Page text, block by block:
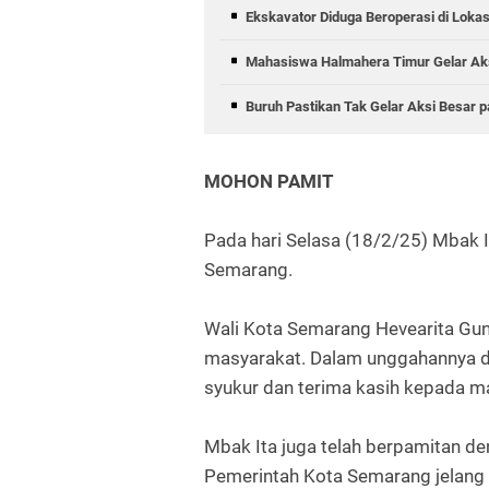
Ekskavator Diduga Beroperasi di
Mahasiswa Halmahera Timur Gelar
Buruh Pastikan Tak Gelar Aksi Besar
MOHON PAMIT
Pada hari Selasa (18/2/25) Mbak
Semarang.
Wali Kota Semarang Hevearita
masyarakat. Dalam
syukur dan terima kasih kepada
Mbak Ita juga telah berpamitan
Pemerintah Kota Semarang